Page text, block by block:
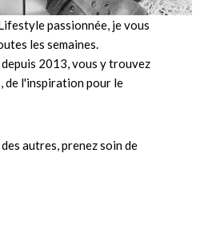
passionnée, je vous
les semaines.
2013, vous y trouvez
de l'inspiration pour le
autres, prenez soin de